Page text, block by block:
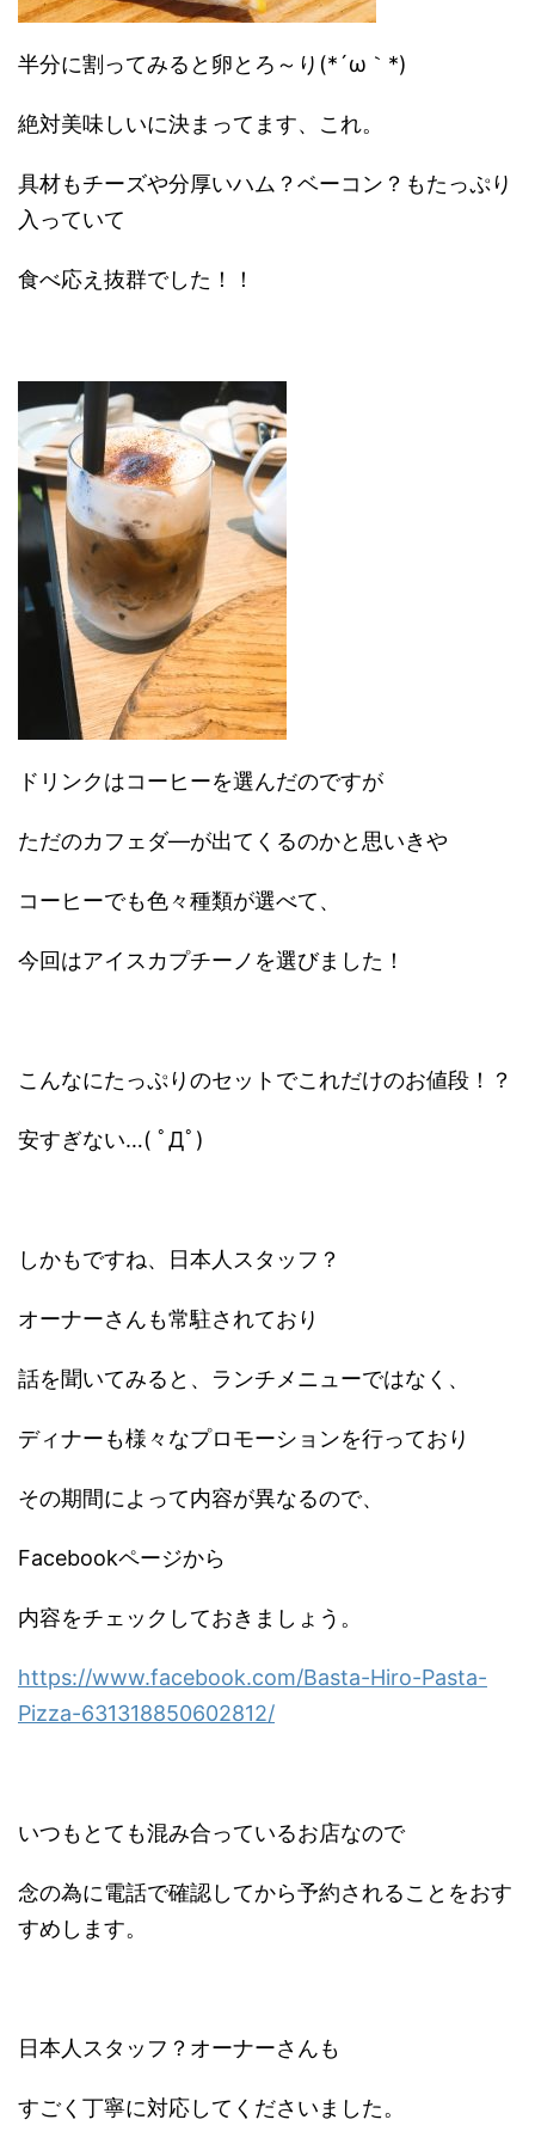
半分に割ってみると卵とろ～り(*´ω｀*)
絶対美味しいに決まってます、これ。
具材もチーズや分厚いハム？ベーコン？もたっぷり
入っていて
食べ応え抜群でした！！
ドリンクはコーヒーを選んだのですが
ただのカフェダ―が出てくるのかと思いきや
コーヒーでも色々種類が選べて、
今回はアイスカプチーノを選びました！
こんなにたっぷりのセットでこれだけのお値段！？
安すぎない…( ﾟДﾟ)
しかもですね、日本人スタッフ？
オーナーさんも常駐されており
話を聞いてみると、ランチメニューではなく、
ディナーも様々なプロモーションを行っており
その期間によって内容が異なるので、
Facebookページから
内容をチェックしておきましょう。
https://www.facebook.com/Basta-Hiro-Pasta-
Pizza-631318850602812/
いつもとても混み合っているお店なので
念の為に電話で確認してから予約されることをおす
すめします。
日本人スタッフ？オーナーさんも
すごく丁寧に対応してくださいました。